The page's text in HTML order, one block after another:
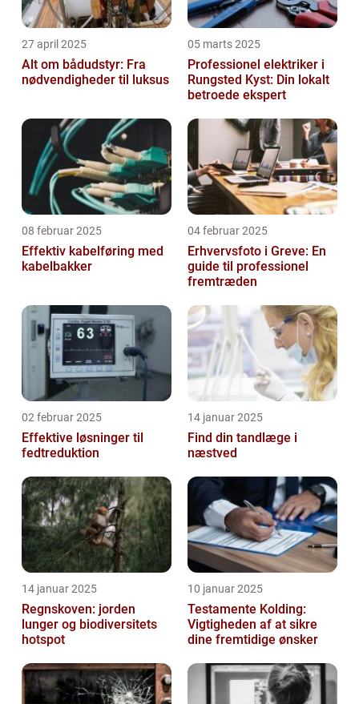
27 april 2025
Alt om bådudstyr: Fra
nødvendigheder til luksus
05 marts 2025
Professionel elektriker i
Rungsted Kyst: Din lokalt
betroede ekspert
08 februar 2025
Effektiv kabelføring med
kabelbakker
04 februar 2025
Erhvervsfoto i Greve: En
guide til professionel
fremtræden
02 februar 2025
Effektive løsninger til
fedtreduktion
14 januar 2025
Find din tandlæge i
næstved
14 januar 2025
Regnskoven: jorden
lunger og biodiversitets
hotspot
10 januar 2025
Testamente Kolding:
Vigtigheden af at sikre
dine fremtidige ønsker